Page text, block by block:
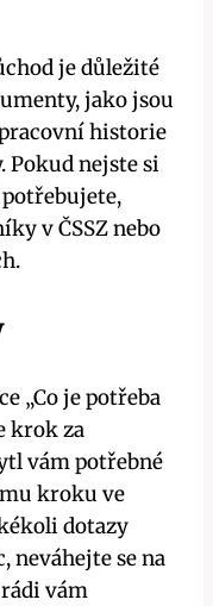
je důležité
jako jsou
historie
Pokud nejste si
v ČSSZ nebo
„Co je potřeba
krok za
vám potřebné
kroku ve
dotazy
neváhejte se na
vám